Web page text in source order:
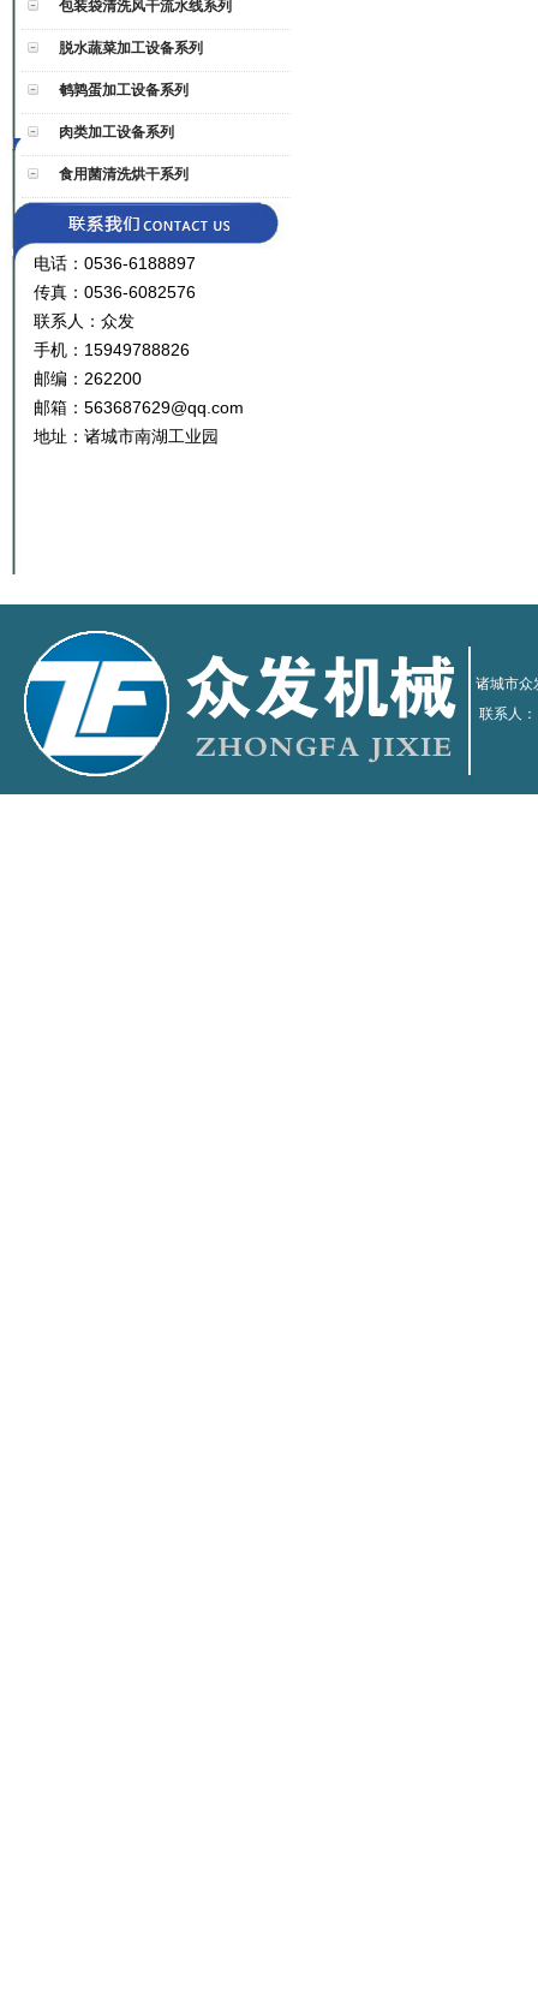
包装袋清洗风干流水线系列
脱水蔬菜加工设备系列
鹌鹑蛋加工设备系列
肉类加工设备系列
食用菌清洗烘干系列
电话：0536-6188897
传真：0536-6082576
联系人：众发
手机：15949788826
邮编：262200
邮箱：563687629@qq.com
地址：诸城市南湖工业园
诸城市
联系人